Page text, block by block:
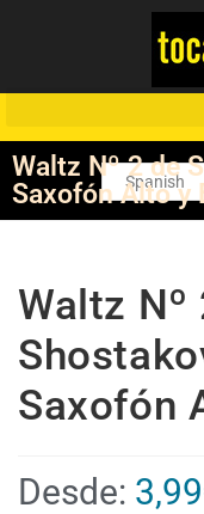
Waltz Nº 2 de
Saxofón Alto y
Waltz Nº
Saxofón
Desde: 3,99